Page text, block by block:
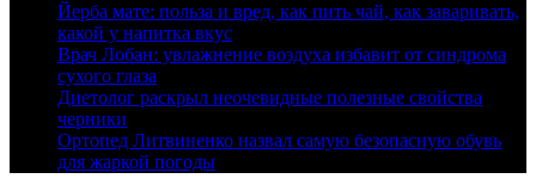
Йерба мате: польза и вред, как пить чай, как заваривать,
какой у напитка вкус
Врач Лобан: увлажнение воздуха избавит от синдрома
сухого глаза
Диетолог раскрыл неочевидные полезные свойства
черники
Ортопед Литвиненко назвал самую безопасную обувь
для жаркой погоды